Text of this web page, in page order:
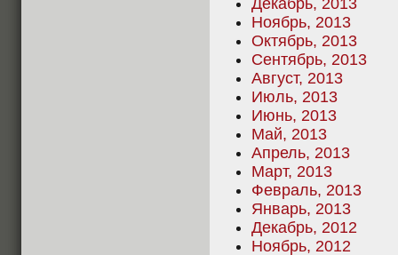
Декабрь, 2013
Ноябрь, 2013
Октябрь, 2013
Сентябрь, 2013
Август, 2013
Июль, 2013
Июнь, 2013
Май, 2013
Апрель, 2013
Март, 2013
Февраль, 2013
Январь, 2013
Декабрь, 2012
Ноябрь, 2012